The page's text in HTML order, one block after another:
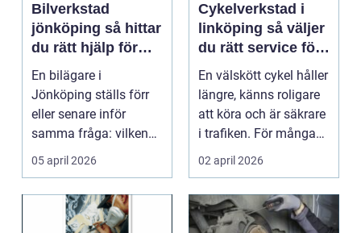
Bilverkstad
jönköping så hittar
du rätt hjälp för
bilen
En bilägare i
Jönköping ställs förr
eller senare inför
samma fråga: vilken
verkstad tar bäst hand
om...
05 april 2026
Cykelverkstad i
linköping så väljer
du rätt service för
din cykel
En välskött cykel håller
längre, känns roligare
att köra och är säkrare
i trafiken. För många
som cy...
02 april 2026